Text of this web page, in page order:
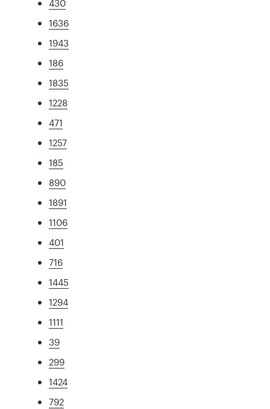
430
1636
1943
186
1835
1228
471
1257
185
890
1891
1106
401
716
1445
1294
1111
39
299
1424
792